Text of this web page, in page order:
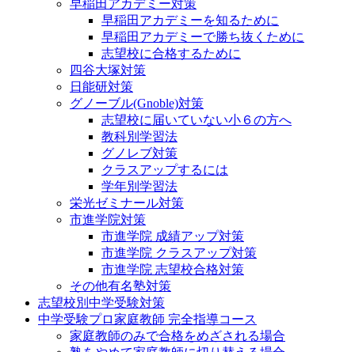
早稲田アカデミー対策
早稲田アカデミーを知るために
早稲田アカデミーで勝ち抜くために
志望校に合格するために
四谷大塚対策
日能研対策
グノーブル(Gnoble)対策
志望校に届いていない小６の方へ
教科別学習法
グノレブ対策
クラスアップするには
学年別学習法
栄光ゼミナール対策
市進学院対策
市進学院 成績アップ対策
市進学院 クラスアップ対策
市進学院 志望校合格対策
その他有名塾対策
志望校別中学受験対策
中学受験プロ家庭教師 完全指導コース
家庭教師のみで合格をめざされる場合